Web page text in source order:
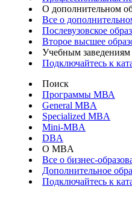
О дополнительном
Все о
Послевузовское
Второе высшее
Учебным заведениям
Подключайтесь к
Поиск
Программы МВА
General MBA
Specialized MBA
Mini-MBA
DBA
О MBA
Все о бизнес-
Дополнительное
Подключайтесь к